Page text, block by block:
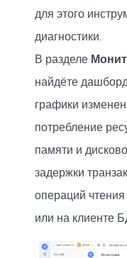
для этого
диагностики.
В разделе
найдёте
графики
потребление
памяти и
задержки
операций
или на клиенте